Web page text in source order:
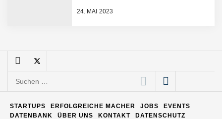
24. MAI 2023
Software – flexibel, offen,
ELOPRINT im Employer
Portrait
Suchen
STARTUPS ERFOLGREICHE MACHER JOBS
EVENTS
DATENBANK
ÜBER UNS KONTAKT DATENSCHUTZ